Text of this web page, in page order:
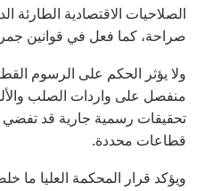
الصلاحيات الاقتصادية الطارئة
صراحة، كما فعل في قوانين
ولا يؤثر الحكم على الرسوم
منفصل على واردات الصلب
تحقيقات رسمية جارية قد
قطاعات محددة.
ويؤكد قرار المحكمة العليا ما